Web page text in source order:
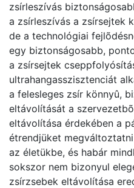
zsírleszívás
a zsírleszívás a zsírsejtek
de a technológiai
egy biztonságosabb,
a zsírsejtek
ultrahangasszisztenciát
a felesleges zsír könnyû,
eltávolítását a
eltávolítása érdekében a
étrendjüket
az életükbe, és habár
sokszor nem bizonyul
zsírzsebek eltávolítása